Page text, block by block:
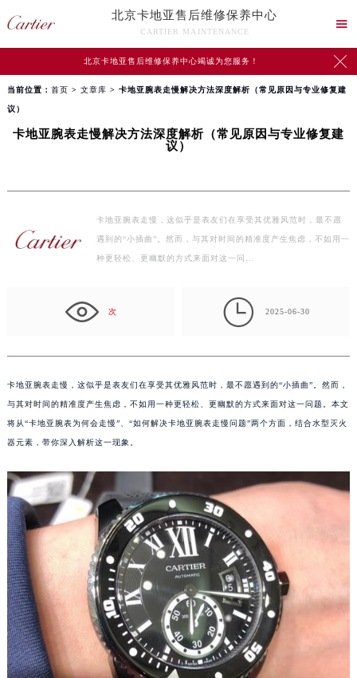
北京卡地亚售后维修保养中心
CARTIER MAINTENANCE

北京卡地亚售后维修保养中心竭诚为您服务！ 
当前位置： 首页 > 文章库 > 卡地亚腕表走慢解决方法深度解析（常见原因与专业修复建
议）
卡地亚腕表走慢解决方法深度解析（常见原因与专业修复建
议）
卡地亚腕表走慢，这似乎是表友们在享受其优雅风范时，最不愿
遇到的“小插曲”。然而，与其对时间的精准度产生焦虑，不如用一
种更轻松、更幽默的方式来面对这一问…
次  2025-06-30
卡地亚腕表走慢，这似乎是表友们在享受其优雅风范时，最不愿遇到的“小插曲”。然而，
与其对时间的精准度产生焦虑，不如用一种更轻松、更幽默的方式来面对这一问题。本文
将从“卡地亚腕表为何会走慢”、“如何解决卡地亚腕表走慢问题”两个方面，结合水型灭火
器元素，带你深入解析这一现象。